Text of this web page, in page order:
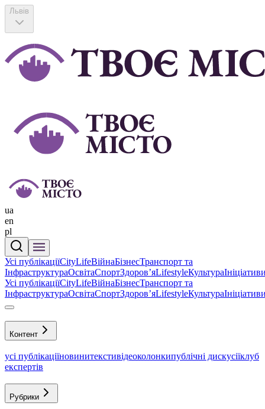
Львів
ua
en
pl
Усі публікаціїCityLifeВійнаБізнесТранспорт та
ІнфраструктураОсвітаСпортЗдоровʼяLifestyleКультура
Усі публікаціїCityLifeВійнаБізнесТранспорт та
ІнфраструктураОсвітаСпортЗдоровʼяLifestyleКультура
Контент
усі публікаціїновинитекстивідеоколонкипублічні дискусіїклуб
експертів
Рубрики